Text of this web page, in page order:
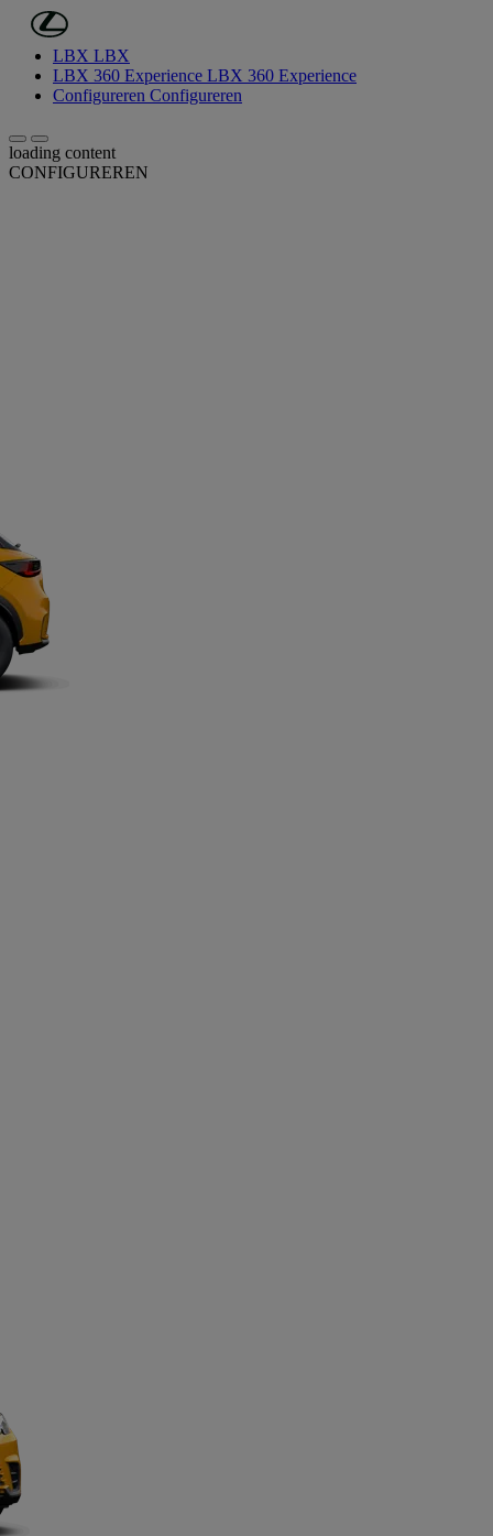
Ga naar de hoofdinhoud
LBX LBX
LBX 360 Experience LBX 360 Experience
Configureren Configureren
Scroll left
Scroll right
loading content
CONFIGUREREN